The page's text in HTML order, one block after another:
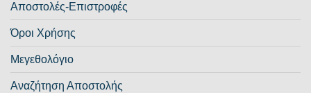
Αποστολές-Επιστροφές
Όροι Χρήσης
Μεγεθολόγιο
Αναζήτηση Αποστολής